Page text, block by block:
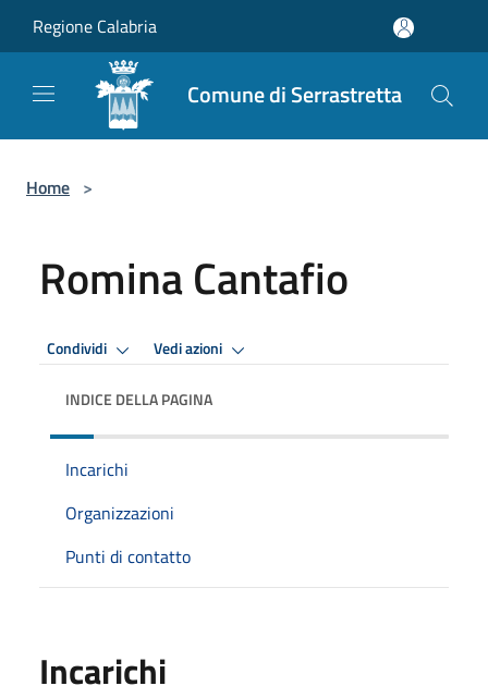
Regione Calabria
Comune di Serrastretta
Home >
Romina Cantafio
Condividi Vedi azioni
INDICE DELLA PAGINA
Incarichi
Organizzazioni
Punti di contatto
Incarichi